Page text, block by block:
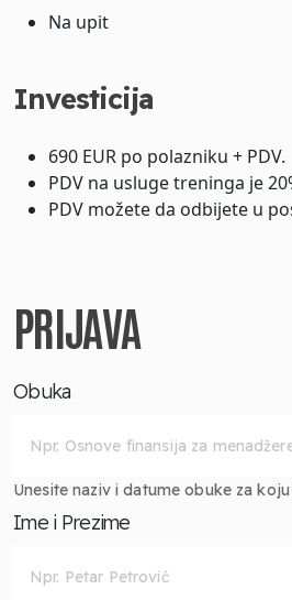
Na upit
Investicija
690 EUR po polazniku + PDV.
PDV na usluge treninga je
PDV možete da odbijete u
PRIJAVA
Obuka
Unesite naziv i datume obuke za
Ime i Prezime